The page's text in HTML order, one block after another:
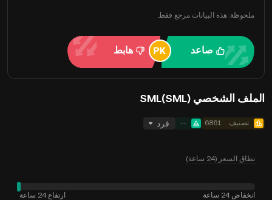
ملحوظة: هذه البيانات مرجع فقط.
صاعد هابط
الملف الشخصي SML(SML)
تصنيف 6861
-- فرد
نطاق السعر (24 ساعة)
انخفاض 24 ساعة
ارتفاع 24 ساعة